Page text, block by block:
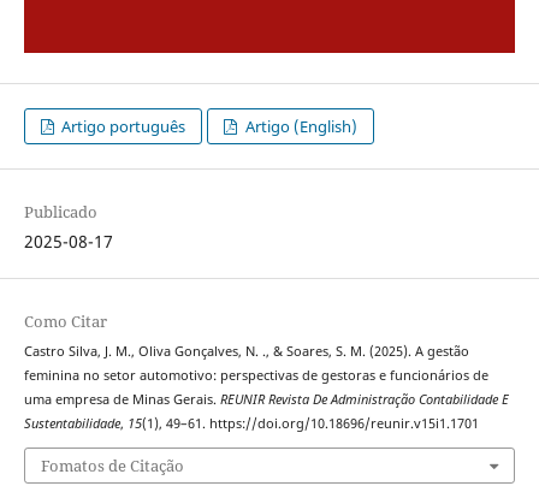
Artigo português Artigo (English)
Publicado
2025-08-17
Como Citar
Castro Silva, J. M., Oliva Gonçalves, N. ., & Soares, S. M. (2025). A gestão
feminina no setor automotivo: perspectivas de gestoras e funcionários de
uma empresa de Minas Gerais. REUNIR Revista De Administração Contabilidade E
Sustentabilidade, 15(1), 49–61. https://doi.org/10.18696/reunir.v15i1.1701
Fomatos de Citação